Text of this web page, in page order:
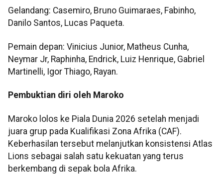
Gelandang: Casemiro, Bruno Guimaraes, Fabinho,
Danilo Santos, Lucas Paqueta.
Pemain depan: Vinicius Junior, Matheus Cunha,
Neymar Jr, Raphinha, Endrick, Luiz Henrique, Gabriel
Martinelli, Igor Thiago, Rayan.
Pembuktian diri oleh Maroko
Maroko lolos ke Piala Dunia 2026 setelah menjadi
juara grup pada Kualifikasi Zona Afrika (CAF).
Keberhasilan tersebut melanjutkan konsistensi Atlas
Lions sebagai salah satu kekuatan yang terus
berkembang di sepak bola Afrika.